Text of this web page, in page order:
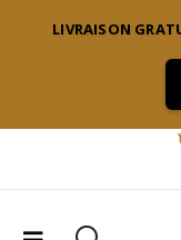
LIVRAISON